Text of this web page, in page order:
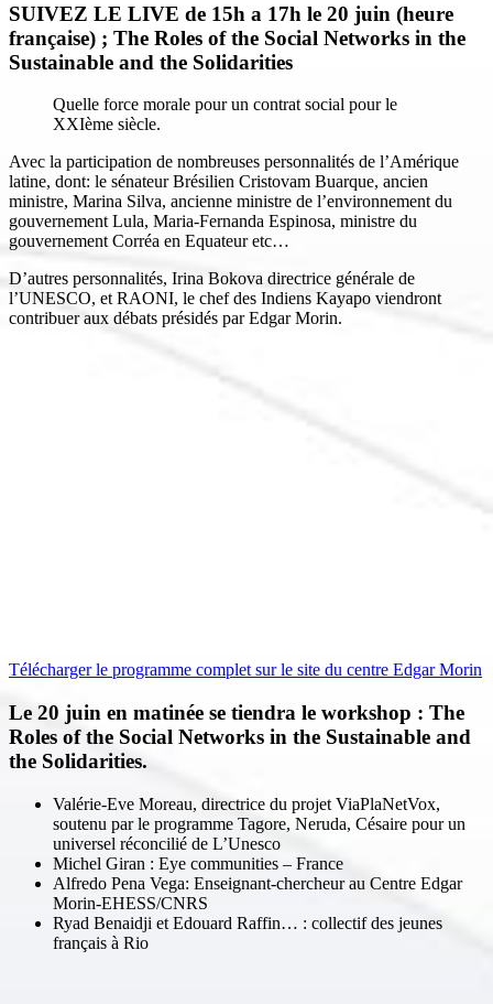
SUIVEZ LE LIVE de 15h a 17h le 20 juin (heure
française) ; The Roles of the Social Networks in the
Sustainable and the Solidarities
Quelle force morale pour un contrat social pour le
XXIème siècle.
Avec la participation de nombreuses personnalités de l’Amérique
latine, dont: le sénateur Brésilien Cristovam Buarque, ancien
ministre, Marina Silva, ancienne ministre de l’environnement du
gouvernement Lula, Maria-Fernanda Espinosa, ministre du
gouvernement Corréa en Equateur etc…
D’autres personnalités, Irina Bokova directrice générale de
l’UNESCO, et RAONI, le chef des Indiens Kayapo viendront
contribuer aux débats présidés par Edgar Morin.
Télécharger le programme complet sur le site du centre Edgar Morin
Le 20 juin en matinée se tiendra le workshop : The
Roles of the Social Networks in the Sustainable and
the Solidarities.
Valérie-Eve Moreau, directrice du projet ViaPlaNetVox,
soutenu par le programme Tagore, Neruda, Césaire pour un
universel réconcilié de L’Unesco
Michel Giran : Eye communities – France
Alfredo Pena Vega: Enseignant-chercheur au Centre Edgar
Morin-EHESS/CNRS
Ryad Benaidji et Edouard Raffin… : collectif des jeunes
français à Rio